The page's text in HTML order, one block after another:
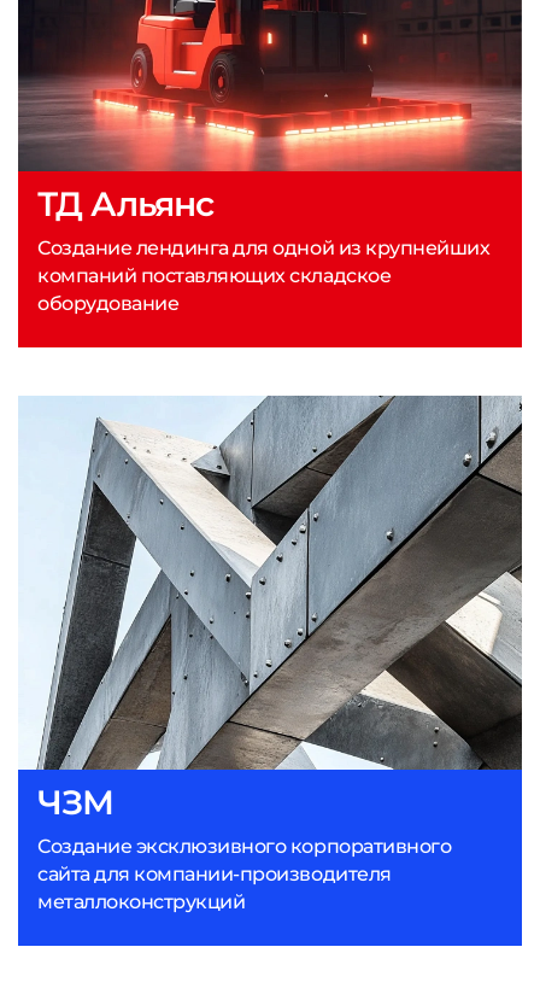
ЧЗМ
Создание эксклюзивного корпоративного
сайта для компании-производителя
металлоконструкций
ТД Альянс
Создание лендинга для одной из крупнейших
компаний поставляющих складское
оборудование